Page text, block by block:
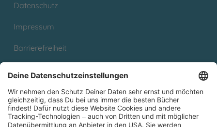
Datenschutz
Impressum
Barrierefreiheit
Partnerprogramm (Affiliate)